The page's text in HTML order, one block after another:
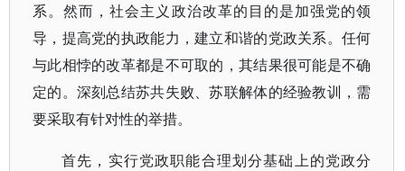
系。然而，社会主义政治改革的目的是加强党的领
导，提高党的执政能力，建立和谐的党政关系。任何
与此相悖的改革都是不可取的，其结果很可能是不确
定的。深刻总结苏共失败、苏联解体的经验教训，需
要采取有针对性的举措。
首先，实行党政职能合理划分基础上的党政分